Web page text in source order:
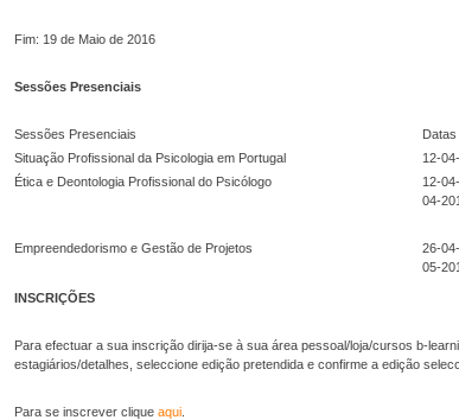
Fim: 19 de Maio de 2016
Sessões Presenciais
Sessões Presenciais Datas
Situação Profissional da Psicologia em Portugal
12-
Ética e Deontologia Profissional do Psicólogo
12-
04-
Empreendedorismo e Gestão de Projetos
26-
05-
INSCRIÇÕES
Para efectuar a sua inscrição dirija-se à sua área pessoal/loja/cursos b-
estagiários/detalhes, seleccione edição pretendida e confirme a edição
Para se inscrever clique aqui